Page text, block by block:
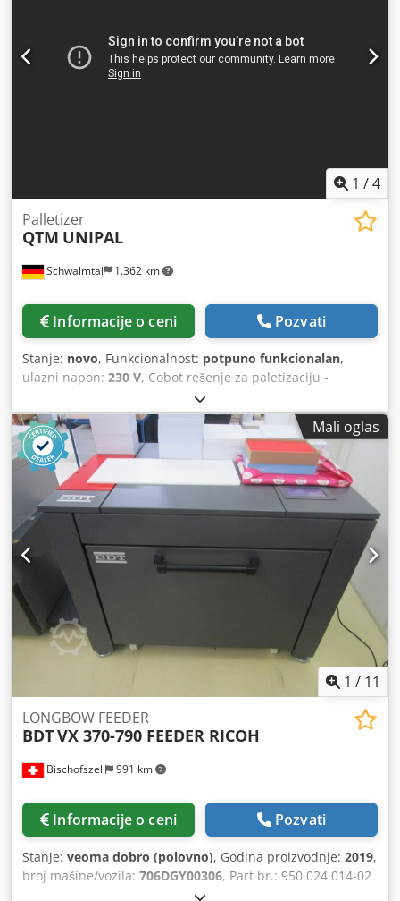
1 /4
Schwalmtal 1.362 km
Palletizer
QTM UNIPAL
Informacije o ceni Pozvati
Stanje: novo, Funkcionalnost: potpuno funkcionalan,
ulazni napon: 230 V, Cobot rešenje za paletizaciju -
rasterećuje zaposlene teškog podizanja i monotone fizičke
aktivnosti - kroz konfiguraciju sistem se može prilagoditi
individualnim potrebama - zauzima manje prostora u
odnosu na konvencionalna rešenja za paletizaciju
(dimenzije 2.650 x 1.600 mm) - nije potrebna stacionarna
sigurnosna tehnika, što čini UNIPAL jednostavnim i
fleksibilnim za korišćenje na različitim lokacijama Dksdorbz
Rxopfx Ahvor - kontrolna tabla za pregled procesa -
nosivost do 22 kg i visina paletizacije do 2.200 mm - brzo i
lako prilagođavanje drugim zadacima - Plug-and-Play
(potrebna 230 V struja) i 6 bara komprimovanog vazduha
Mali oglas
1 / 11
Bischofszell 991 km
LONGBOW FEEDER
BDTVX 370-790 FEEDER RICOH
Informacije o ceni Pozvati
Stanje: veoma dobro (polovno), Godina proizvodnje: 2019,
broj mašine/vozila: 706DGY00306, Part br.: 950 024 014-02
Brojač: 220.000 araka Oprema / dodatne informacije: